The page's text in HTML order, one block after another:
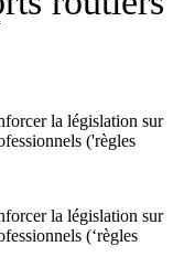
la législation sur
('règles
la législation sur
(‘règles